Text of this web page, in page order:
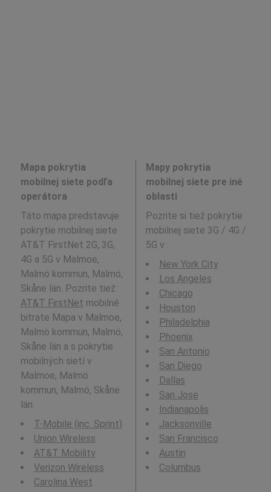
Mapa pokrytia
mobilnej siete podľa
operátora
Táto mapa predstavuje
pokrytie mobilnej siete
AT&T FirstNet 2G, 3G,
4G a 5G v Malmoe,
Malmö kommun, Malmö,
Skåne län. Pozrite tiež:
AT&T FirstNet mobilné
bitrate Mapa v Malmoe,
Malmö kommun, Malmö,
Skåne län a s pokrytie
mobilných sietí v
Malmoe, Malmö
kommun, Malmö, Skåne
län.
T-Mobile (inc. Sprint)
Union Wireless
AT&T Mobility
Verizon Wireless
Carolina West
Mapy pokrytia
mobilnej siete pre iné
oblasti
Pozrite si tiež pokrytie
mobilnej siete 3G / 4G /
5G v :
New York City
Los Angeles
Chicago
Houston
Philadelphia
Phoenix
San Antonio
San Diego
Dallas
San Jose
Indianapolis
Jacksonville
San Francisco
Austin
Columbus